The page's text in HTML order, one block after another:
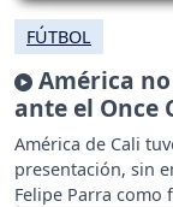
FÚTBOL
América
ante el Once
América de Cali
presentación, sin
Felipe Parra como